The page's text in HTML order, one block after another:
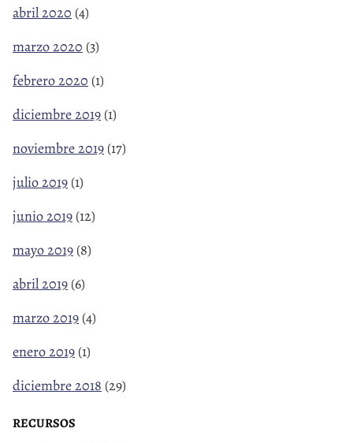
abril 2020 (4)
marzo 2020 (3)
febrero 2020 (1)
diciembre 2019 (1)
noviembre 2019 (17)
julio 2019 (1)
junio 2019 (12)
mayo 2019 (8)
abril 2019 (6)
marzo 2019 (4)
enero 2019 (1)
diciembre 2018 (29)
RECURSOS